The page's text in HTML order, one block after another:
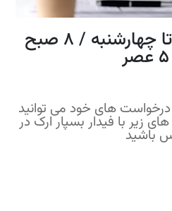
پاسخ دهی شنبه تا چهارشنبه / 8 صبح
های خود می توانید
زیر با فیدار بسپار ارک در
باشید